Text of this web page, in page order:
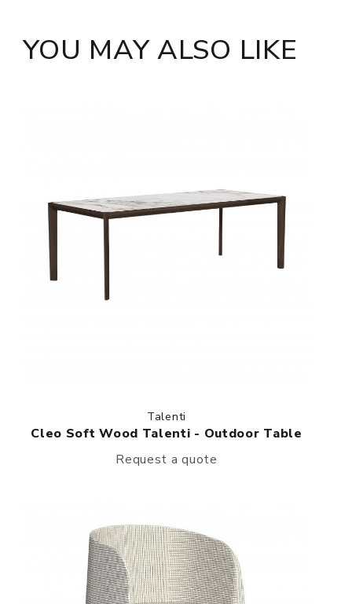
YOU MAY ALSO LIKE
Talenti
Cleo Soft Wood Talenti - Outdoor Table
Request a quote